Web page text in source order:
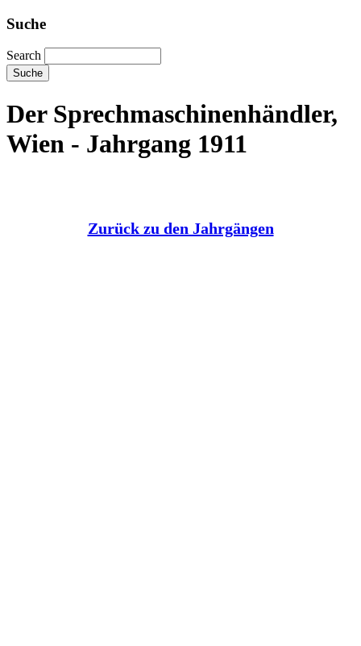
Suche
Search
Der Sprechmaschinenhändler,
Wien - Jahrgang 1911
Zurück zu den Jahrgängen